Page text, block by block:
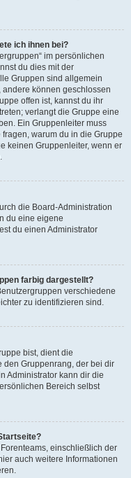
ich ihnen bei?
im persönlichen
du dies mit der
Gruppen sind allgemein
können geschlossen
offen ist, kannst du ihr
verlangt die Gruppe eine
Ein Gruppenleiter muss
warum du in die Gruppe
keinen Gruppenleiter, wenn er
die Board-Administration
du eine eigene
du einen Administrator
farbig dargestellt?
verschiedene
zu identifizieren sind.
bist, dient die
den Gruppenrang, der bei dir
Administrator kann dir die
Bereich selbst
einschließlich der
auch weitere Informationen